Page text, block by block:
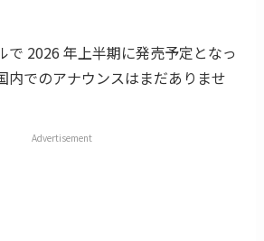
で 2026 年上半期に発売予定となっ
内でのアナウンスはまだありませ
Advertisement